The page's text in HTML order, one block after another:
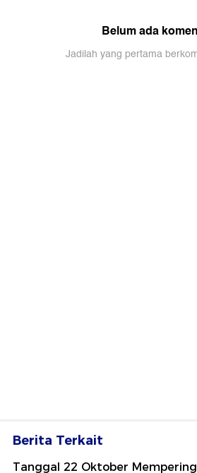
Belum ada
Jadilah yang pertama
Berita Terkait
Tanggal 22 Oktober